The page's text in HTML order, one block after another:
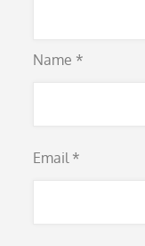
Name *
Email *